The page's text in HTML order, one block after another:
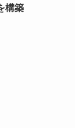
構築